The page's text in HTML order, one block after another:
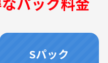
Sパック